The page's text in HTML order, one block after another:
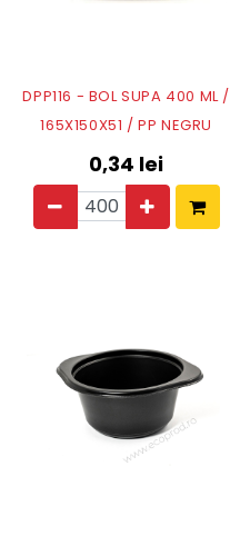
DPP116 - BOL SUPA 400 ML /
165X150X51 / PP NEGRU
0,34 lei